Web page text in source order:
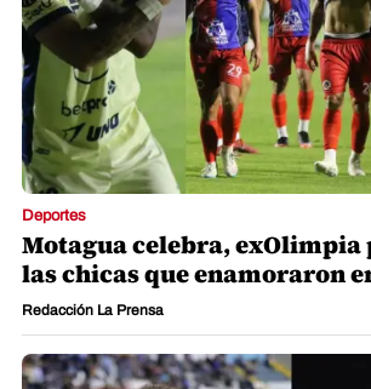
Deportes
Motagua celebra, exOlimpia
las chicas que enamoraron
Redacción La Prensa